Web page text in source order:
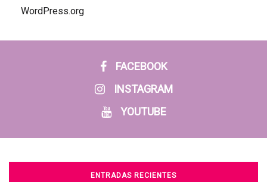
WordPress.org
FACEBOOK
INSTAGRAM
YOUTUBE
ENTRADAS RECIENTES